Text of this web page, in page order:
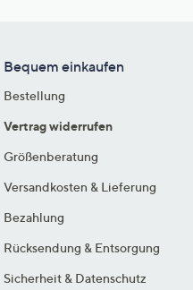
Bequem einkaufen
Bestellung
Vertrag widerrufen
Größenberatung
Versandkosten & Lieferung
Bezahlung
Rücksendung & Entsorgung
Sicherheit & Datenschutz